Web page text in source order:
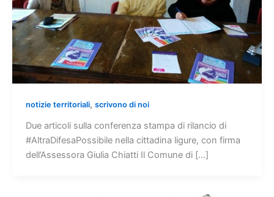
notizie territoriali, scrivono di noi
Due articoli sulla conferenza stampa di rilancio di
#AltraDifesaPossibile nella cittadina ligure, con firma
dell’Assessora Giulia Chiatti Il Comune di […]